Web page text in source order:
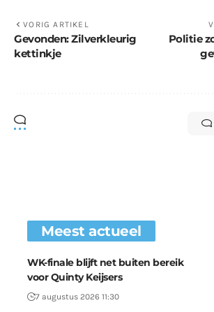
VORIG ARTIKEL
Gevonden: Zilverkleurig
kettinkje
Politie
Meest actueel
WK-finale blijft net buiten bereik
voor Quinty Keijsers
7 augustus 2026 11:30